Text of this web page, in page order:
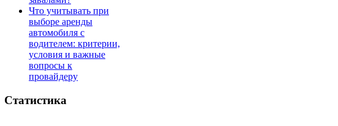
Что учитывать при
выборе аренды
автомобиля с
водителем: критерии,
условия и важные
вопросы к
провайдеру
Статистика